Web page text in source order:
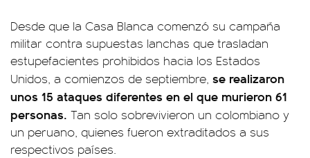
Desde que la Casa Blanca comenzó su campaña
militar contra supuestas lanchas que trasladan
estupefacientes prohibidos hacia los Estados
Unidos, a comienzos de septiembre, se realizaron
unos 15 ataques diferentes en el que murieron 61
personas. Tan solo sobrevivieron un colombiano y
un peruano, quienes fueron extraditados a sus
respectivos países.